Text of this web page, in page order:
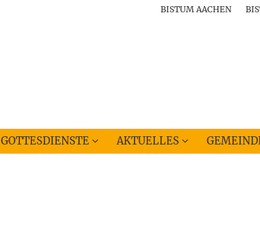
BISTUM AACHEN
GOTTESDIENSTE AKTUELLES